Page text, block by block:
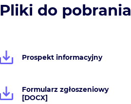
Pliki do pobrania
Prospekt informacyjny
Formularz zgłoszeniowy
[DOCX]